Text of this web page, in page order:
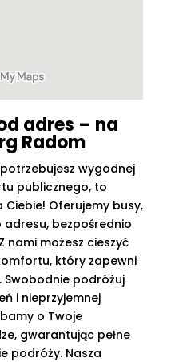
adres – na
Radom
wygodnej
publicznego, to
Oferujemy busy,
bezpośrednio
nami możesz cieszyć
który zapewni
Swobodnie podróżuj
i nieprzyjemnej
o Twoje
gwarantując pełne
podróży. Nasza